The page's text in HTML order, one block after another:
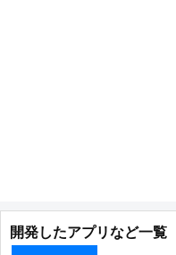
開発したアプリなど一覧